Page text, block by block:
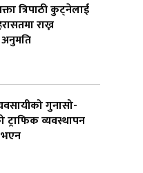
त्रिपाठी कुट्नेलाई
राख्न
गुनासो-
ट्राफिक व्यवस्थापन
भएन